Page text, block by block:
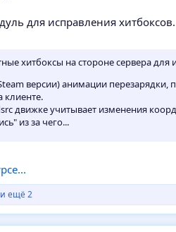
для исправления хитбоксов.
хитбоксы на стороне сервера
версии) анимации
клиенте.
движке учитывает изменения
из за чего...
и ещё 2